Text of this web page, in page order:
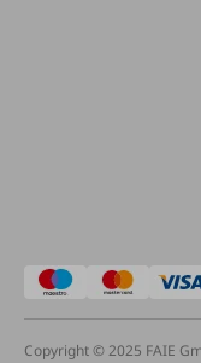
Copyright © 2025 FAIE